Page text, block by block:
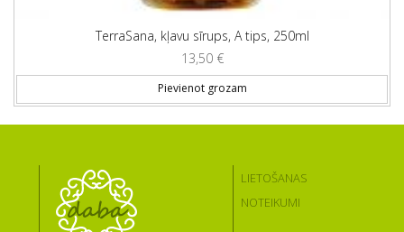
TerraSana, kļavu sīrups, A tips, 250ml
13,50 €
Pievienot grozam
LIETOŠANAS
NOTEIKUMI